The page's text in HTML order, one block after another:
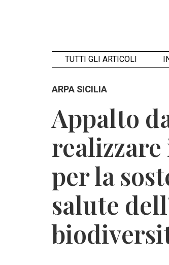
TUTTI GLI ARTICOLI
ARPA SICILIA
Appalto
per la
salute